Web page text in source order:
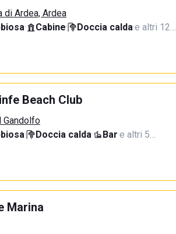
di Ardea, Ardea
· Cabine· Doccia calda·e altri 12…
Beach Club
Gandolfo
· Doccia calda· Bar·e altri 5…
Marina